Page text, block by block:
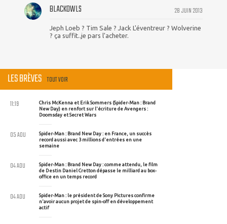
28 JUIN 2013
BLACKOWLS
Jeph Loeb ? Tim Sale ? Jack L'éventreur ? Wolverine
? ça suffit..je pars l'acheter.
LES BRÈVES TOUT VOIR
Chris McKenna et Erik Sommers (Spider-Man : Brand
New Day) en renfort sur l'écriture de Avengers :
Doomsday et Secret Wars
11:19
Spider-Man : Brand New Day : en France, un succès
record aussi avec 3 millions d'entrées en une
semaine
05 AOU
Spider-Man : Brand New Day : comme attendu, le film
de Destin Daniel Cretton dépasse le milliard au box-
office en un temps record
04 AOU
Spider-Man : le président de Sony Pictures confirme
n'avoir aucun projet de spin-off en développement
actif
04 AOU